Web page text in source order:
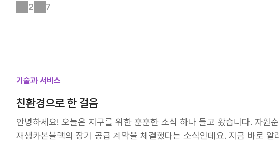
장과 글로벌 완성차 고객 대응을 뒷받침하는 핵심 생산거점인데요. 이
양한 주행 조건을 만들어 차의 가속 성능, 조향 반응, 제동력 등을 시험
보이는데요. 특히 새로운 콘셉트 차량이나 고성능 차량용 타이어 개발
합니다. 드라이빙 시뮬레이터 구축은 자동차와 타이어의 가상 개발 전환
업을 선도하기 위한 전략적 투자였는데요. 이를 기점으로 유한요소해석
세스'를 단계적으로 구축해 나갈 계획이며, 모든 테스트를 시뮬레이션으
2 7
기술과 서비스
친환경으로 한 걸음
안녕하세요! 오늘은 지구를 위한 훈훈한 소식 하나 들고 왔습니다. 자원
재생카본블랙의 장기 공급 계약을 체결했다는 소식인데요. 지금 바로